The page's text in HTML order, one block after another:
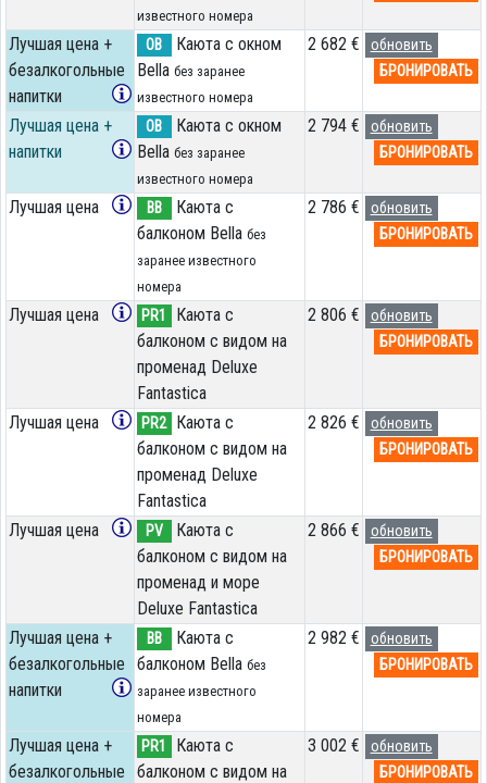
известного номера
Лучшая цена +
безалкогольные
напитки
OB
Каюта с окном
Bella без заранее
известного номера
2 682 €
обновить
БРОНИРОВАТЬ
Лучшая цена +
напитки
OB
Каюта с окном
Bella без заранее
известного номера
2 794 €
обновить
БРОНИРОВАТЬ
Лучшая цена BB
Каюта с
балконом Bella без
заранее известного
номера
2 786 €
обновить
БРОНИРОВАТЬ
Лучшая цена PR1
Каюта с
балконом с видом на
променад Deluxe
Fantastica
2 806 €
обновить
БРОНИРОВАТЬ
Лучшая цена PR2
Каюта с
балконом с видом на
променад Deluxe
Fantastica
2 826 €
обновить
БРОНИРОВАТЬ
Лучшая цена PV
Каюта с
балконом с видом на
променад и море
Deluxe Fantastica
2 866 €
обновить
БРОНИРОВАТЬ
Лучшая цена +
безалкогольные
напитки
BB
Каюта с
балконом Bella без
заранее известного
номера
2 982 €
обновить
БРОНИРОВАТЬ
Лучшая цена +
безалкогольные
PR1
Каюта с
балконом с видом на
3 002 €
обновить
БРОНИРОВАТЬ